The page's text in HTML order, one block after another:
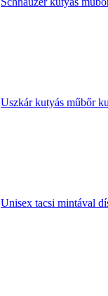
Uszkár kutyás műbőr
Unisex tacsi mintával